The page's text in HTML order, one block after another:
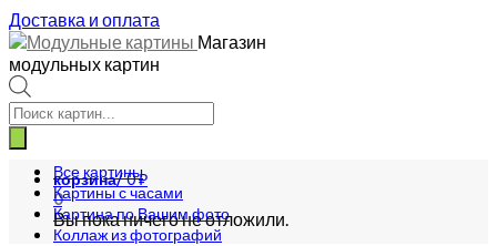
Доставка и оплата
Магазин
модульных картин
Поиск
товаров
корзина/0₽
0
Вы пока ничего не отложили.
Все картины
Картины с часами
Картина по Вашим фото
Коллаж из фотографий